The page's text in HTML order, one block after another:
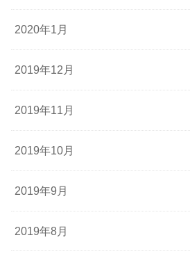
2020年1月
2019年12月
2019年11月
2019年10月
2019年9月
2019年8月